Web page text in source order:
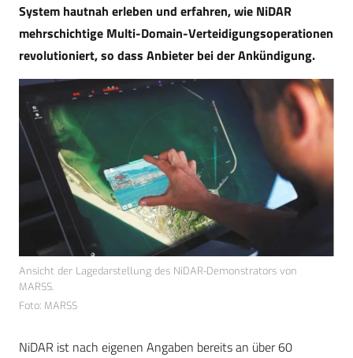
System hautnah erleben und erfahren, wie NiDAR
mehrschichtige Multi-Domain-Verteidigungsoperationen
revolutioniert, so dass Anbieter bei der Ankündigung.
Ansicht der Lagedarstellung des NiDAR-Demonstrators von
MARSS.
Foto: MARSS
NiDAR ist nach eigenen Angaben bereits an über 60